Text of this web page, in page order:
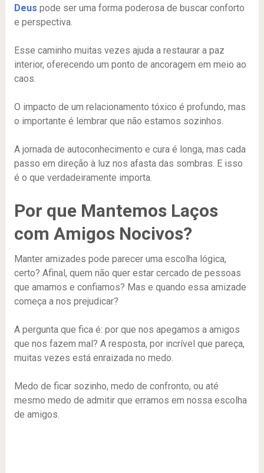
Deus pode ser uma forma poderosa de buscar conforto
e perspectiva.
Esse caminho muitas vezes ajuda a restaurar a paz
interior, oferecendo um ponto de ancoragem em meio ao
caos.
O impacto de um relacionamento tóxico é profundo, mas
o importante é lembrar que não estamos sozinhos.
A jornada de autoconhecimento e cura é longa, mas cada
passo em direção à luz nos afasta das sombras. E isso
é o que verdadeiramente importa.
Por que Mantemos Laços
com Amigos Nocivos?
Manter amizades pode parecer uma escolha lógica,
certo? Afinal, quem não quer estar cercado de pessoas
que amamos e confiamos? Mas e quando essa amizade
começa a nos prejudicar?
A pergunta que fica é: por que nos apegamos a amigos
que nos fazem mal? A resposta, por incrível que pareça,
muitas vezes está enraizada no medo.
Medo de ficar sozinho, medo de confronto, ou até
mesmo medo de admitir que erramos em nossa escolha
de amigos.